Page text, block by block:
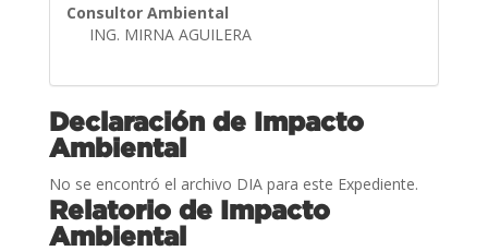
Consultor Ambiental
ING. MIRNA AGUILERA
Declaración de Impacto
Ambiental
No se encontró el archivo DIA para este Expediente.
Relatorio de Impacto
Ambiental